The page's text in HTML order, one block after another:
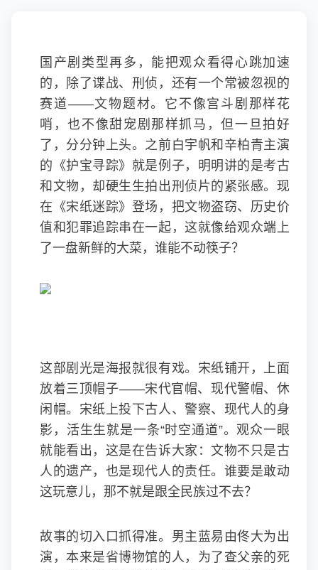
国产剧类型再多，能把观众看得心跳加速
的，除了谍战、刑侦，还有一个常被忽视的
赛道——文物题材。它不像宫斗剧那样花
哨，也不像甜宠剧那样抓马，但一旦拍好
了，分分钟上头。之前白宇帆和 辛柏青主演
的《护宝寻踪》就是例子，明明讲的是考古
和文物，却硬生生拍出刑侦片的紧张感。现
在《宋纸迷踪》登场，把文物盗窃、历史价
值和犯罪追踪串在一起，这就像给观众端上
了一盘新鲜的大菜，谁能不动筷子？
这部剧光是海报就很有戏。宋纸铺开，上面
放着三顶帽子——宋代官帽、现代警帽、休
闲帽。宋纸上投下古人、警察、现代人的身
影，活生生就是一条“时空通道”。观众一眼
就能看出，这是在告诉大家：文物不只是古
人的遗产，也是现代人的责任。谁要是敢动
这玩意儿，那不就是跟全民族过不去？
故事的切入口抓得准。男主蓝易由佟大为出
演，本来是省博物馆的人，为了查父亲的死